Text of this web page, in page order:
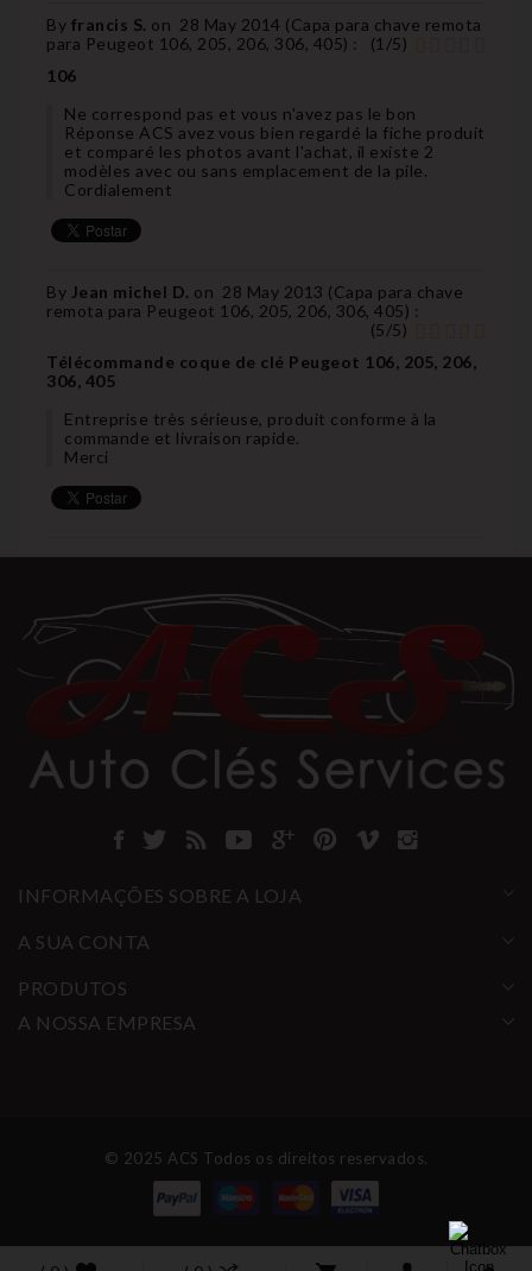
By francis S. on 28 May 2014 (Capa para chave remota
para Peugeot 106, 205, 206, 306, 405) : (1 /5)
106
Ne correspond pas et vous n'avez pas le bon
Réponse ACS avez vous bien regardé la fiche produit
et comparé les photos avant l'achat, il existe 2
modèles avec ou sans emplacement de la pile.
Cordialement
By Jean michel D. on 28 May 2013 (Capa para chave
remota para Peugeot 106, 205, 206, 306, 405) :
(5/5)
Télécommande coque de clé Peugeot 106, 205, 206,
306, 405
Entreprise très sérieuse, produit conforme à la
commande et livraison rapide.
Merci
INFORMAÇÕES SOBRE A LOJA
A SUA CONTA
PRODUTOS
A NOSSA EMPRESA
© 2025 ACS Todos os direitos reservados.